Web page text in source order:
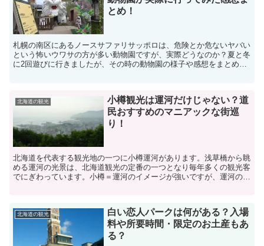
とめ！
札幌の南区にあるノースサファリサッポロは、危険とか危ないヤバい
という怖いウワサの方が多い動物園ですが、実際どうなのか？夏と冬
に2回遊びに行きましたが、その時の動物園の様子や感想をまとめて
北海道の観光
小樽観光は運河だけじゃない？道
民おすすめのマニアックな街巡
り！
北海道を代表する観光地の一つに小樽運河があります。浅草橋から眺
める運河の光景は、北海道観光の定番の一つとなり毎年多くの観光客
でにぎわっています。小樽＝運河のイメージが強いですが、運河のビ
北海道の観光
白い恋人パークは何がある？入場
料や所要時間・限定のお土産もあ
る？